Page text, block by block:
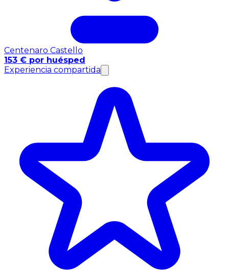
Centenaro Castello
153 € por huésped
Experiencia compartida